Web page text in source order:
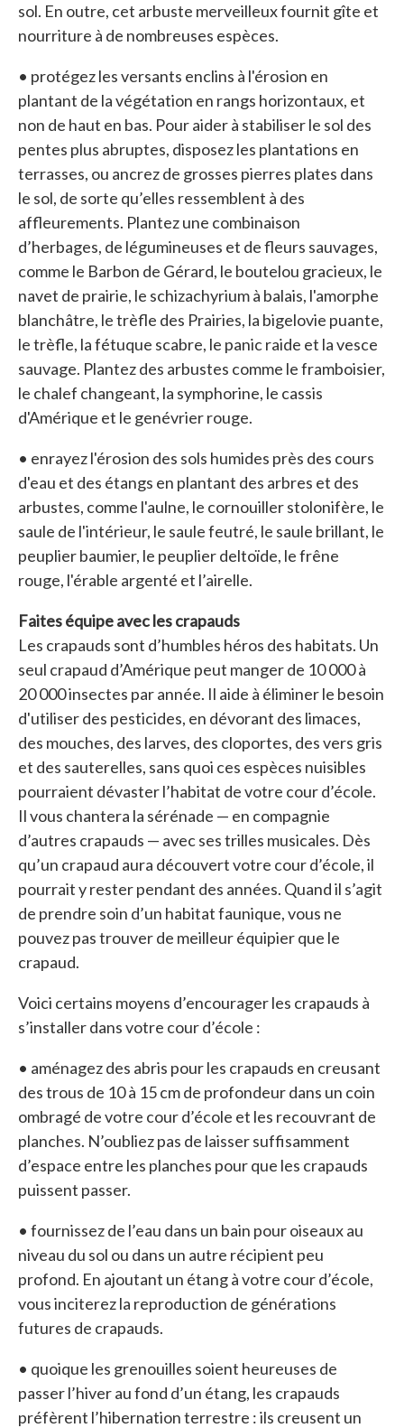
sol. En outre, cet arbuste merveilleux fournit gîte et
nourriture à de nombreuses espèces.
• protégez les versants enclins à l'érosion en
plantant de la végétation en rangs horizontaux, et
non de haut en bas. Pour aider à stabiliser le sol des
pentes plus abruptes, disposez les plantations en
terrasses, ou ancrez de grosses pierres plates dans
le sol, de sorte qu’elles ressemblent à des
affleurements. Plantez une combinaison
d’herbages, de légumineuses et de fleurs sauvages,
comme le Barbon de Gérard, le boutelou gracieux, le
navet de prairie, le schizachyrium à balais, l'amorphe
blanchâtre, le trèfle des Prairies, la bigelovie puante,
le trèfle, la fétuque scabre, le panic raide et la vesce
sauvage. Plantez des arbustes comme le framboisier,
le chalef changeant, la symphorine, le cassis
d'Amérique et le genévrier rouge.
• enrayez l'érosion des sols humides près des cours
d'eau et des étangs en plantant des arbres et des
arbustes, comme l'aulne, le cornouiller stolonifère, le
saule de l'intérieur, le saule feutré, le saule brillant, le
peuplier baumier, le peuplier deltoïde, le frêne
rouge, l'érable argenté et l’airelle.
Faites équipe avec les crapauds
Les crapauds sont d’humbles héros des habitats. Un
seul crapaud d’Amérique peut manger de 10 000 à
20 000 insectes par année. Il aide à éliminer le besoin
d'utiliser des pesticides, en dévorant des limaces,
des mouches, des larves, des cloportes, des vers gris
et des sauterelles, sans quoi ces espèces nuisibles
pourraient dévaster l’habitat de votre cour d’école.
Il vous chantera la sérénade — en compagnie
d’autres crapauds — avec ses trilles musicales. Dès
qu’un crapaud aura découvert votre cour d’école, il
pourrait y rester pendant des années. Quand il s’agit
de prendre soin d’un habitat faunique, vous ne
pouvez pas trouver de meilleur équipier que le
crapaud.
Voici certains moyens d’encourager les crapauds à
s’installer dans votre cour d’école :
• aménagez des abris pour les crapauds en creusant
des trous de 10 à 15 cm de profondeur dans un coin
ombragé de votre cour d’école et les recouvrant de
planches. N’oubliez pas de laisser suffisamment
d’espace entre les planches pour que les crapauds
puissent passer.
• fournissez de l’eau dans un bain pour oiseaux au
niveau du sol ou dans un autre récipient peu
profond. En ajoutant un étang à votre cour d’école,
vous inciterez la reproduction de générations
futures de crapauds.
• quoique les grenouilles soient heureuses de
passer l’hiver au fond d’un étang, les crapauds
préfèrent l’hibernation terrestre : ils creusent un